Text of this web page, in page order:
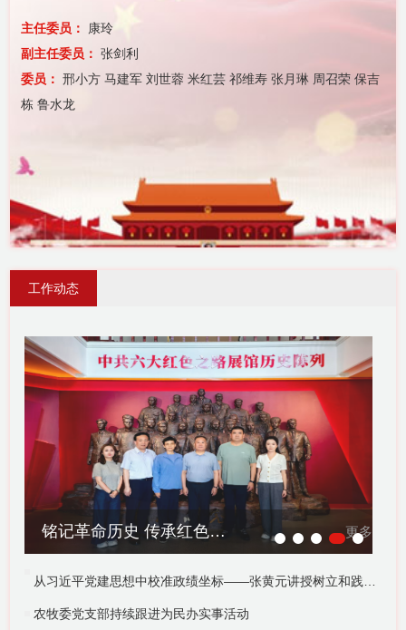
主任委员：
康玲
副主任委员： 张剑利
委员： 邢小方 马建军 刘世蓉 米红芸 祁维寿 张月琳 周召荣 保吉
栋 鲁水龙
工作动态
铭记革命历史 传承红色基因 凝聚振兴力量 ——青...
从习近平党建思想中校准政绩坐标——张黄元讲授树立和践行正确政绩观学习教育专题党课
农牧委党支部持续跟进为民办实事活动
更多